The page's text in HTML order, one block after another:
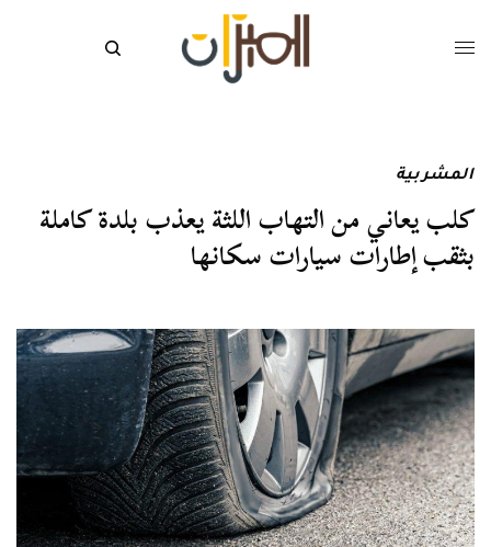
المشربية
كلب يعاني من التهاب اللثة يعذب بلدة كاملة
بثقب إطارات سيارات سكانها